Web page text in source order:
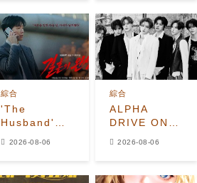
款恐受牽連
'The
Husband'收
榜首，懸疑劇
綜合
2026-08-06
ALPHA
DRIVE ONE
霸氣預告照
綜合
2026-08-06